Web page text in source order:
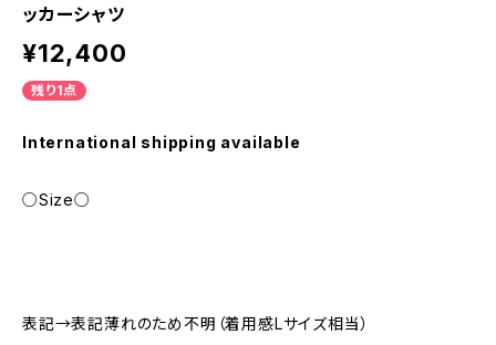
ッカーシャツ
¥12,400
残り1点
International shipping available
○Size○
表記→表記薄れのため不明（着用感Lサイズ相当）